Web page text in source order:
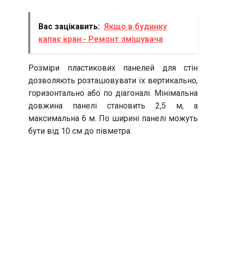
Вас зацікавить: Якщо в будинку
капає кран - Ремонт змішувача
Розміри пластикових панелей для стін
дозволяють розташовувати їх вертикально,
горизонтально або по діагоналі. Мінімальна
довжина панелі становить 2,5 м, а
максимальна 6 м. По ширині панелі можуть
бути від 10 см до півметра.